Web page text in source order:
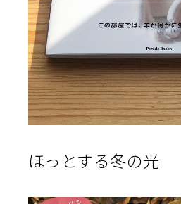
ほっとする冬の光